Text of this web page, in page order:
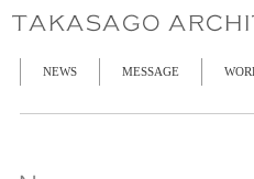
NEWS MESSAGE